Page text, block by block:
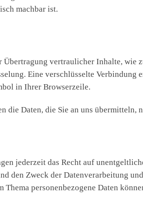
machbar ist.
vertraulicher Inhalte, wie
Eine verschlüsselte Verbindung
in Ihrer Browserzeile.
die Daten, die Sie an uns übermitteln,
jederzeit das Recht auf
den Zweck der Datenverarbeitung
personenbezogene Daten